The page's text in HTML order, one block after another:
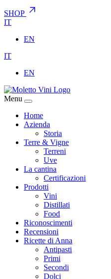
SHOP
IT
EN
IT
EN
Menu
Home
Azienda
Storia
Terre & Vigne
Terreni
Uve
La cantina
Certificazioni
Prodotti
Vini
Distillati
Food
Riconoscimenti
Recensioni
Ricette di Anna
Antipasti
Primi
Secondi
Dolci